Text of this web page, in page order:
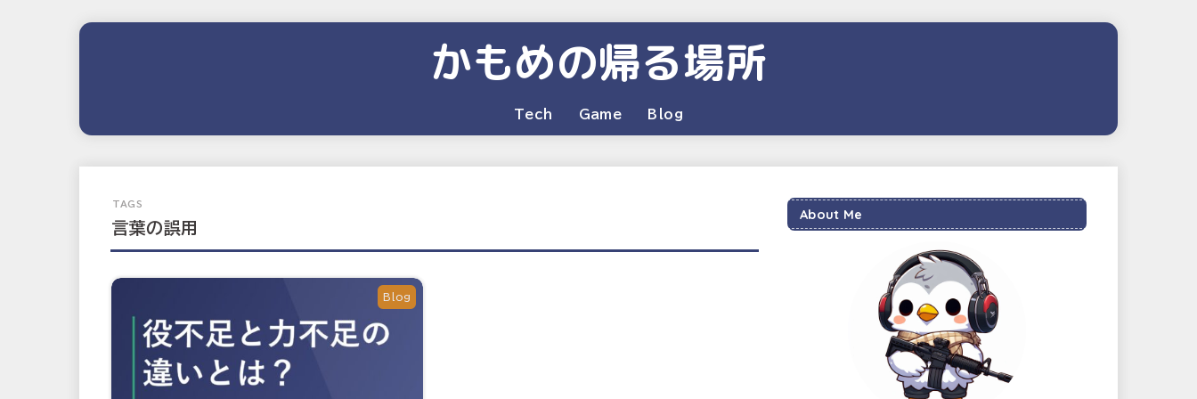
かもめの帰る場所
Tech Game Blog
言葉の誤用
Blog
About Me